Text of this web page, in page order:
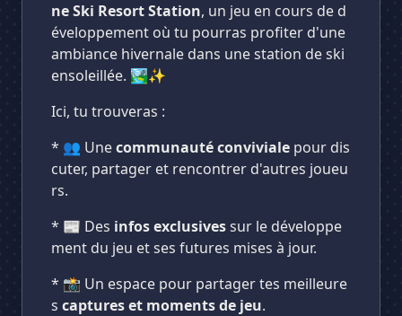
ne Ski Resort Station, un jeu en cours de d
éveloppement où tu pourras profiter d'une
ambiance hivernale dans une station de ski
ensoleillée. 🏞️✨
Ici, tu trouveras :
* 👥 Unecommunauté conviviale pour dis
cuter, partager et rencontrer d'autres joueu
rs.
* 📰 Des infos exclusivessur le développe
ment du jeu et ses futures mises à jour.
* 📸 Un espace pour partager tes meilleure
s captures et moments de jeu.